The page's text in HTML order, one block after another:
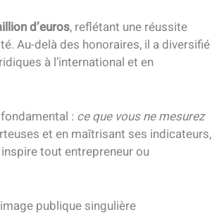
d’euros, reflétant une réussite
Au-delà des honoraires, il a diversifié
à l’international et en
: ce que vous ne mesurez
et en maîtrisant ses indicateurs,
tout entrepreneur ou
publique singulière